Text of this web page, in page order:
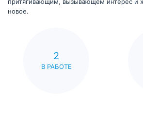
притягивающим, вызывающем интерес и
новое.
2
В РАБОТЕ